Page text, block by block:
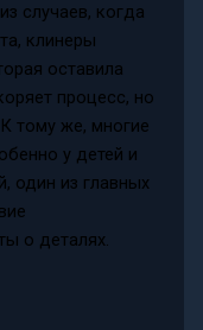
случаев, когда
клинеры
оставила
процесс, но
тому же, многие
у детей и
один из главных
о деталях.